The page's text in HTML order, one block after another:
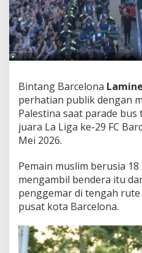
Bintang Barcelona
perhatian publik dengan
Palestina saat parade
juara La Liga ke-29 FC
Mei 2026.
Pemain muslim berusia
mengambil bendera itu
penggemar di tengah
pusat kota Barcelona.